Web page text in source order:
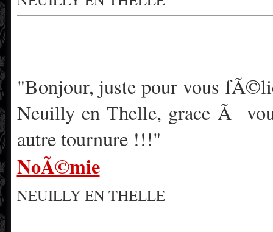
"Bonjour, juste pour vous
Neuilly en Thelle, grace Ã
autre tournure !!!"
NoÃ©mie
NEUILLY EN THELLE